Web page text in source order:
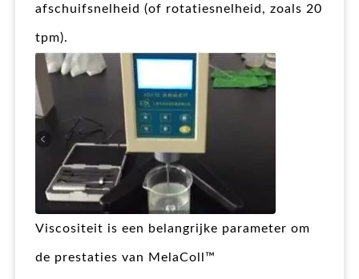
afschuifsnelheid (of rotatiesnelheid, zoals 20
tpm).
Viscositeit is een belangrijke parameter om
de prestaties van MelaColl™